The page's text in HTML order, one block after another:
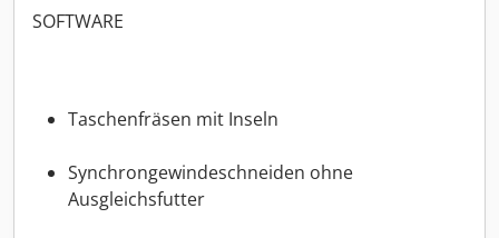
SOFTWARE
Taschenfräsen mit Inseln
Synchrongewindeschneiden ohne
Ausgleichsfutter